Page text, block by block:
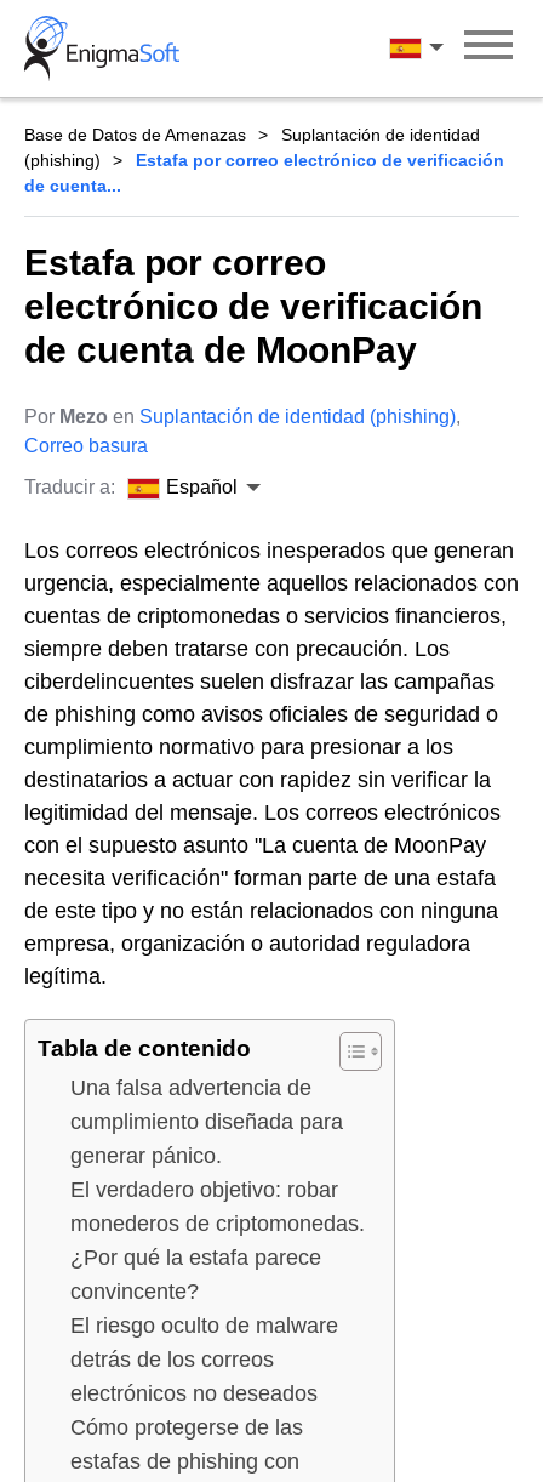
Skip
content
Español
Base de Datos de Amenazas
Suplantación de identidad
(phishing)
Estafa por correo electrónico de verificación
de cuenta...
Estafa por correo
electrónico de verificación
de cuenta de MoonPay
Por Mezo en Suplantación de identidad (phishing),
Correo basura
Traducir a:
Español
Los correos electrónicos inesperados que generan
urgencia, especialmente aquellos relacionados con
cuentas de criptomonedas o servicios financieros,
siempre deben tratarse con precaución. Los
ciberdelincuentes suelen disfrazar las campañas
de phishing como avisos oficiales de seguridad o
cumplimiento normativo para presionar a los
destinatarios a actuar con rapidez sin verificar la
legitimidad del mensaje. Los correos electrónicos
con el supuesto asunto "La cuenta de MoonPay
necesita verificación" forman parte de una estafa
de este tipo y no están relacionados con ninguna
empresa, organización o autoridad reguladora
legítima.
Tabla de contenido
Una falsa advertencia de
cumplimiento diseñada para
generar pánico.
El verdadero objetivo: robar
monederos de criptomonedas.
¿Por qué la estafa parece
convincente?
El riesgo oculto de malware
detrás de los correos
electrónicos no deseados
Cómo protegerse de las
estafas de phishing con